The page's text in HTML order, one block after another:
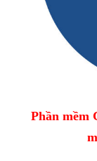
Phần mềm